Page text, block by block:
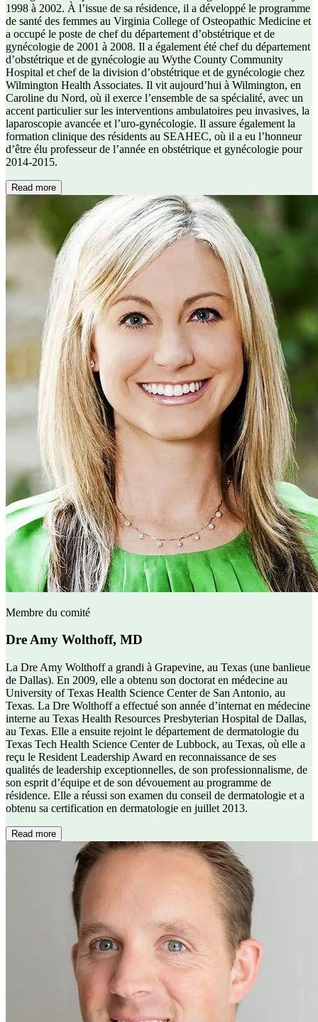
1998 à 2002. À l’issue de sa résidence, il a développé le programme
de santé des femmes au Virginia College of Osteopathic Medicine et
a occupé le poste de chef du département d’obstétrique et de
gynécologie de 2001 à 2008. Il a également été chef du département
d’obstétrique et de gynécologie au Wythe County Community
Hospital et chef de la division d’obstétrique et de gynécologie chez
Wilmington Health Associates. Il vit aujourd’hui à Wilmington, en
Caroline du Nord, où il exerce l’ensemble de sa spécialité, avec un
accent particulier sur les interventions ambulatoires peu invasives, la
laparoscopie avancée et l’uro-gynécologie. Il assure également la
formation clinique des résidents au SEAHEC, où il a eu l’honneur
d’être élu professeur de l’année en obstétrique et gynécologie pour
2014-2015.
Read more
Membre du comité
Dre Amy Wolthoff, MD
La Dre Amy Wolthoff a grandi à Grapevine, au Texas (une banlieue
de Dallas). En 2009, elle a obtenu son doctorat en médecine au
University of Texas Health Science Center de San Antonio, au
Texas. La Dre Wolthoff a effectué son année d’internat en médecine
interne au Texas Health Resources Presbyterian Hospital de Dallas,
au Texas. Elle a ensuite rejoint le département de dermatologie du
Texas Tech Health Science Center de Lubbock, au Texas, où elle a
reçu le Resident Leadership Award en reconnaissance de ses
qualités de leadership exceptionnelles, de son professionnalisme, de
son esprit d’équipe et de son dévouement au programme de
résidence. Elle a réussi son examen du conseil de dermatologie et a
obtenu sa certification en dermatologie en juillet 2013.
Read more